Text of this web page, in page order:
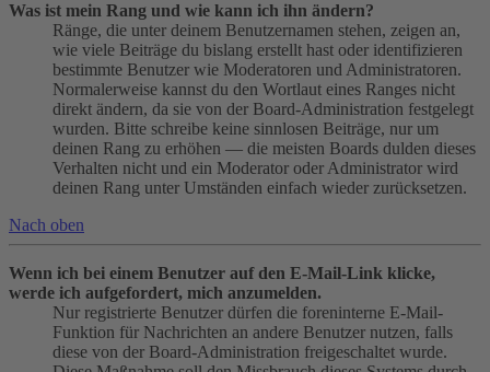
Was ist mein Rang und wie kann ich ihn ändern?
Ränge, die unter deinem Benutzernamen stehen, zeigen an,
wie viele Beiträge du bislang erstellt hast oder identifizieren
bestimmte Benutzer wie Moderatoren und Administratoren.
Normalerweise kannst du den Wortlaut eines Ranges nicht
direkt ändern, da sie von der Board-Administration festgelegt
wurden. Bitte schreibe keine sinnlosen Beiträge, nur um
deinen Rang zu erhöhen — die meisten Boards dulden dieses
Verhalten nicht und ein Moderator oder Administrator wird
deinen Rang unter Umständen einfach wieder zurücksetzen.
Nach oben
Wenn ich bei einem Benutzer auf den E-Mail-Link klicke,
werde ich aufgefordert, mich anzumelden.
Nur registrierte Benutzer dürfen die foreninterne E-Mail-
Funktion für Nachrichten an andere Benutzer nutzen, falls
diese von der Board-Administration freigeschaltet wurde.